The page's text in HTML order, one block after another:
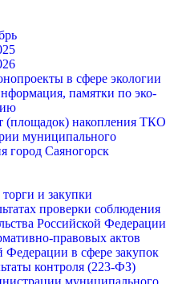
в сфере экологии
памятки по эко-
(площадок) накопления ТКО
муниципального
город Саяногорск
и закупки
проверки соблюдения
Российской Федерации
правовых актов
Федерации в сфере закупок
контроля (223-ФЗ)